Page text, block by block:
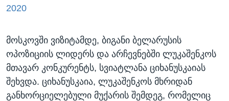
2020
მოსკოვში ვიზიტამდე, ბიგანი ბელარუსის
ოპოზიციის ლიდერს და არჩევნებში ლუკაშენკოს
მთავარ კონკურენტს, სვიატლანა ციხანუსკაიას
შეხვდა. ციხანუსკაია, ლუკაშენკოს მხრიდან
განხორციელებული მუქარის შემდეგ, რომელიც